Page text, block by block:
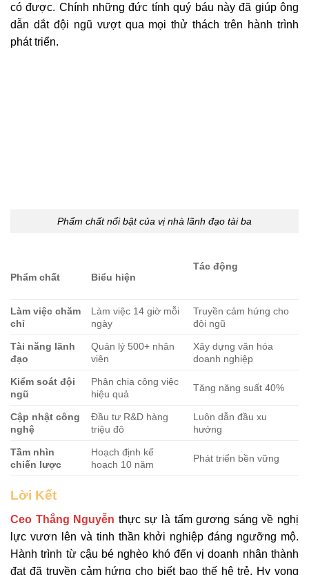
có được. Chính những đức tính quý báu này đã giúp ông
dẫn dắt đội ngũ vượt qua mọi thử thách trên hành trình
phát triển.
Phẩm chất nổi bật của vị nhà lãnh đạo tài ba
Phẩm chất Biểu hiện
Tác động
Làm việc chăm
chỉ
Làm việc 14 giờ mỗi
ngày
Truyền cảm hứng cho
đội ngũ
Tài năng lãnh
đạo
Quản lý 500+ nhân
viên
Xây dựng văn hóa
doanh nghiệp
Kiểm soát đội
ngũ
Phân chia công việc
hiệu quả
Tăng năng suất 40%
Cập nhật công
nghệ
Đầu tư R&D hàng
triệu đô
Luôn dẫn đầu xu
hướng
Tầm nhìn
chiến lược
Hoạch định kế
hoạch 10 năm
Phát triển bền vững
Lời Kết
Ceo Thắng Nguyễn thực sự là tấm gương sáng về nghị
lực vươn lên và tinh thần khởi nghiệp đáng ngưỡng mộ.
Hành trình từ cậu bé nghèo khó đến vị doanh nhân thành
đạt đã truyền cảm hứng cho biết bao thế hệ trẻ. Hy vọng